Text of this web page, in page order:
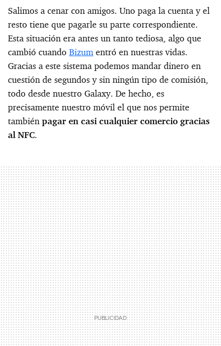
Salimos a cenar con amigos. Uno paga la cuenta y el
resto tiene que pagarle su parte correspondiente.
Esta situación era antes un tanto tediosa, algo que
cambió cuando Bizum entró en nuestras vidas.
Gracias a este sistema podemos mandar dinero en
cuestión de segundos y sin ningún tipo de comisión,
todo desde nuestro Galaxy. De hecho, es
precisamente nuestro móvil el que nos permite
también pagar en casi cualquier comercio gracias
al NFC.